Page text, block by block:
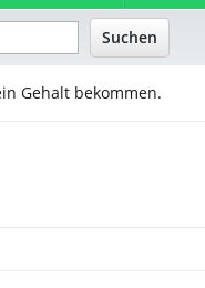
Gehalt bekommen.